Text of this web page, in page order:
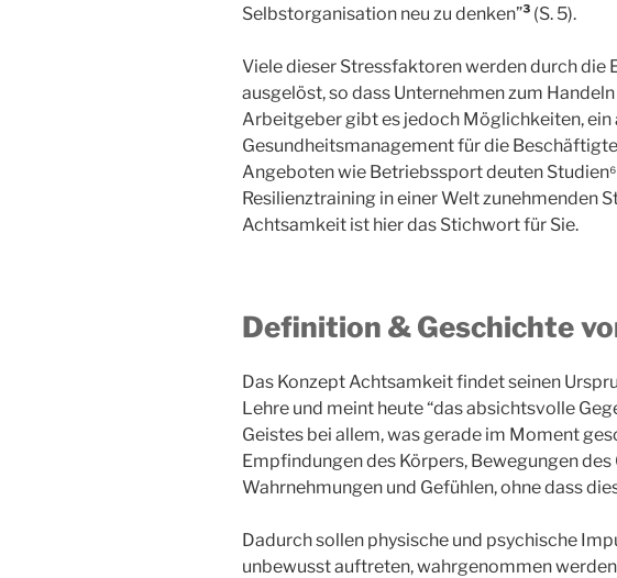
Selbstorganisation neu zu denken”³ (S. 5).
Viele dieser Stressfaktoren werden durch die
ausgelöst, so dass Unternehmen zum
Arbeitgeber gibt es jedoch Möglichkeiten, ein
Gesundheitsmanagement für die
Angeboten wie Betriebssport deuten
Resilienztraining in einer Welt zunehmenden
Achtsamkeit ist hier das Stichwort für Sie.
Definition & Geschichte
Das Konzept Achtsamkeit findet seinen
Lehre und meint heute “das absichtsvolle
Geistes bei allem, was gerade im Moment
Empfindungen des Körpers, Bewegungen des
Wahrnehmungen und Gefühlen, ohne dass
Dadurch sollen physische und psychische
unbewusst auftreten, wahrgenommen